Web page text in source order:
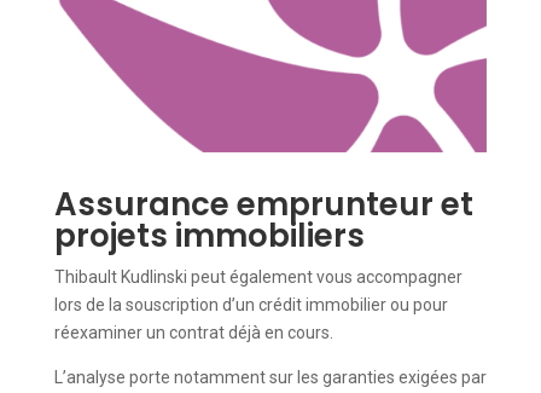
Assurance emprunteur et
projets immobiliers
Thibault Kudlinski peut également vous accompagner
lors de la souscription d’un crédit immobilier ou pour
réexaminer un contrat déjà en cours.
L’analyse porte notamment sur les garanties exigées par